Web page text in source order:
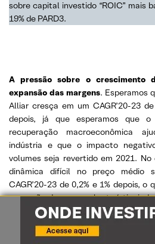
sobre capital investido “ROIC” mais
19% de PARD3.
A pressão sobre o crescimento
expansão das margens. Esperamos
Alliar cresça em um CAGR’20-23
depois, já que esperamos que
recuperação macroeconômica
indústria e que o impacto
volumes seja revertido em 2021.
dinâmica difícil no preço médio
CAGR’20-23 de 0,2% e 1% depois, o
expansão da margem bruta
de 32% de 2019), pois
eficiência devem ser “repassados”
competitividade do mercado de